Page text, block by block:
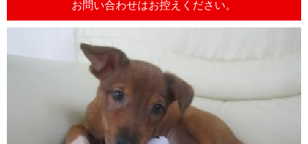
お問い合わせはお控えください。